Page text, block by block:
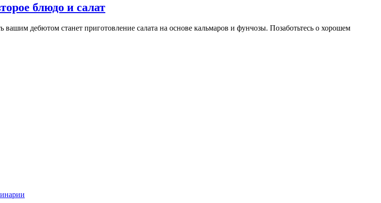
блюдо и салат
дебютом станет приготовление салата на основе кальмаров и фунчозы. Позаботьтесь о хорошем